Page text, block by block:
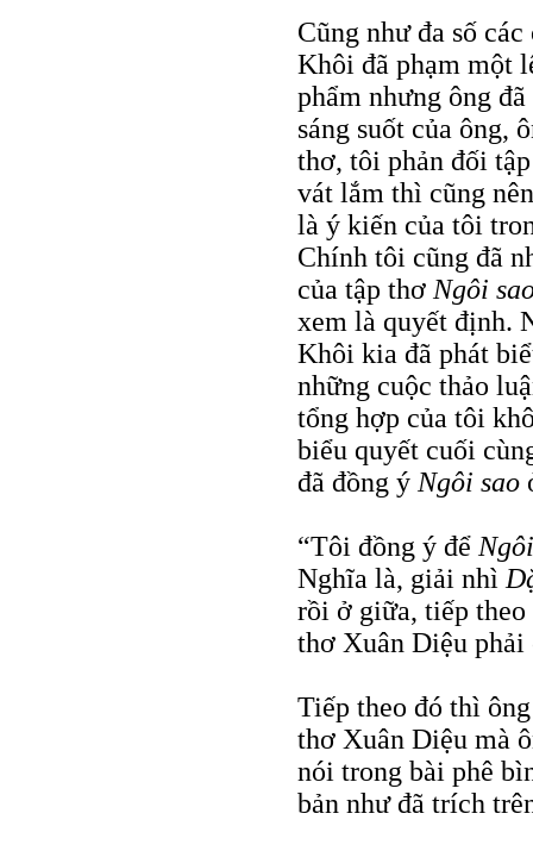
Cũng như đa số
Khôi đã phạm một
phẩm nhưng ông
sáng suốt của ông,
thơ, tôi phản đối
vát lắm thì cũng
là ý kiến của tôi
Chính tôi cũng đã
của tập thơ Ngôi
xem là quyết định.
Khôi kia đã phát
những cuộc thảo
tổng hợp của tôi
biểu quyết cuối
đã đồng ý Ngôi sao
“Tôi đồng ý để
Nghĩa là, giải nhì
rồi ở giữa, tiếp
thơ Xuân Diệu
Tiếp theo đó thì
thơ Xuân Diệu mà
nói trong bài phê
bản như đã trích